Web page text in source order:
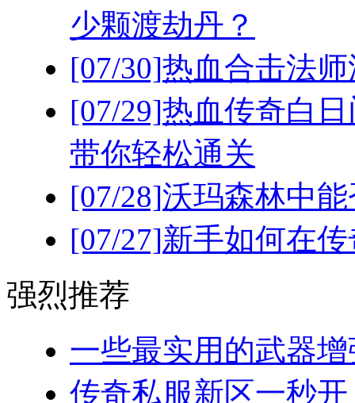
少颗渡劫丹？
[07/30]热血合击法
[07/29]热血传奇白
带你轻松通关
[07/28]沃玛森林中
[07/27]新手如何在
强烈推荐
一些最实用的武器
传奇私服新区一秒开